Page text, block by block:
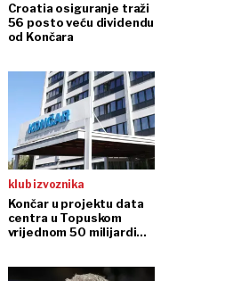
Croatia osiguranje traži
56 posto veću dividendu
od Končara
klub izvoznika
Končar u projektu data
centra u Topuskom
vrijednom 50 milijardi